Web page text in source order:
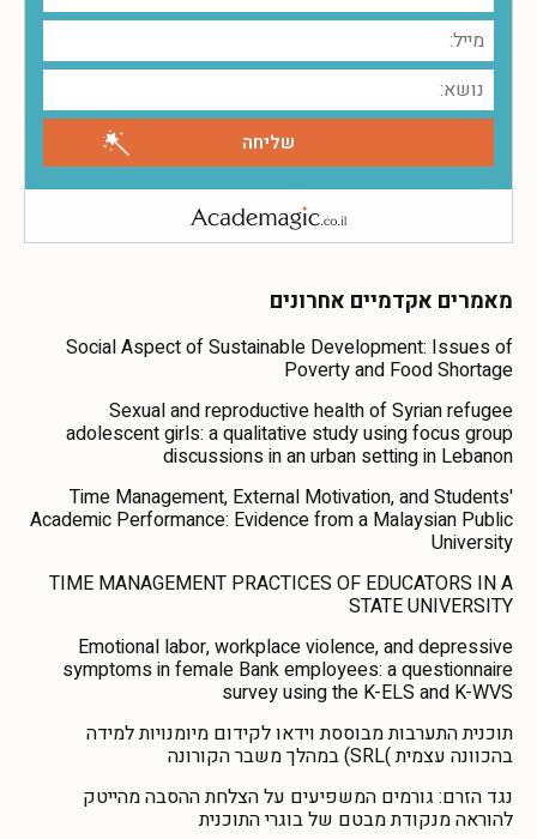
מאמרים אקדמיים אחרונים
Social Aspect of Sustainable Development: Issues of
Poverty and Food Shortage
Sexual and reproductive health of Syrian refugee
adolescent girls: a qualitative study using focus group
discussions in an urban setting in Lebanon
Time Management, External Motivation, and Students'
Academic Performance: Evidence from a Malaysian Public
University
TIME MANAGEMENT PRACTICES OF EDUCATORS IN A
STATE UNIVERSITY
Emotional labor, workplace violence, and depressive
symptoms in female Bank employees: a questionnaire
survey using the K-ELS and K-WVS
תוכנית התערבות מבוססת וידאו לקידום מיומנויות למידה
בהכוונה עצמית )SRL) במהלך משבר הקורונה
נגד הזרם: גורמים המשפיעים על הצלחת ההסבה מהייטק
להוראה מנקודת מבטם של בוגרי התוכנית